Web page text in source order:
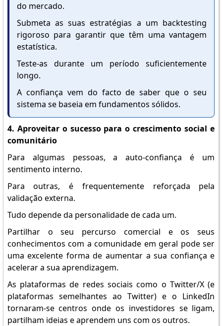
do mercado.
Submeta as suas estratégias a um backtesting
rigoroso para garantir que têm uma vantagem
estatística.
Teste-as durante um período suficientemente
longo.
A confiança vem do facto de saber que o seu
sistema se baseia em fundamentos sólidos.
4. Aproveitar o sucesso para o crescimento social e
comunitário
Para algumas pessoas, a auto-confiança é um
sentimento interno.
Para outras, é frequentemente reforçada pela
validação externa.
Tudo depende da personalidade de cada um.
Partilhar o seu percurso comercial e os seus
conhecimentos com a comunidade em geral pode ser
uma excelente forma de aumentar a sua confiança e
acelerar a sua aprendizagem.
As plataformas de redes sociais como o Twitter/X (e
plataformas semelhantes ao Twitter) e o LinkedIn
tornaram-se centros onde os investidores se ligam,
partilham ideias e aprendem uns com os outros.